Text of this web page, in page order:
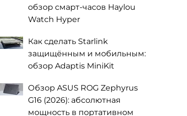
обзор смарт-часов Haylou
Watch Hyper
Как сделать Starlink
защищённым и мобильным:
обзор Adaptis MiniKit
Обзор ASUS ROG Zephyrus
G16 (2026): абсолютная
мощность в портативном